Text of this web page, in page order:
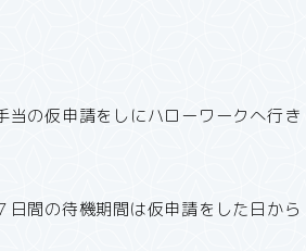
の仮申請をしにハローワークへ行き
間の待機期間は仮申請をした日から